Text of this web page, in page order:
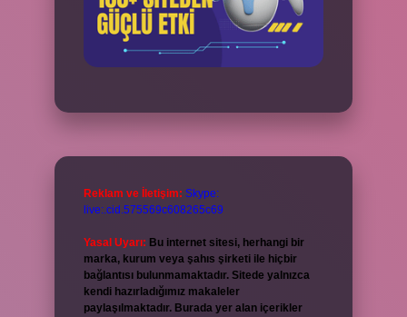
Reklam ve İletişim: Skype:
live:.cid.575569c608265c69
Yasal Uyarı: Bu internet sitesi, herhangi bir
marka, kurum veya şahıs şirketi ile hiçbir
bağlantısı bulunmamaktadır. Sitede yalnızca
kendi hazırladığımız makaleler
paylaşılmaktadır. Burada yer alan içerikler